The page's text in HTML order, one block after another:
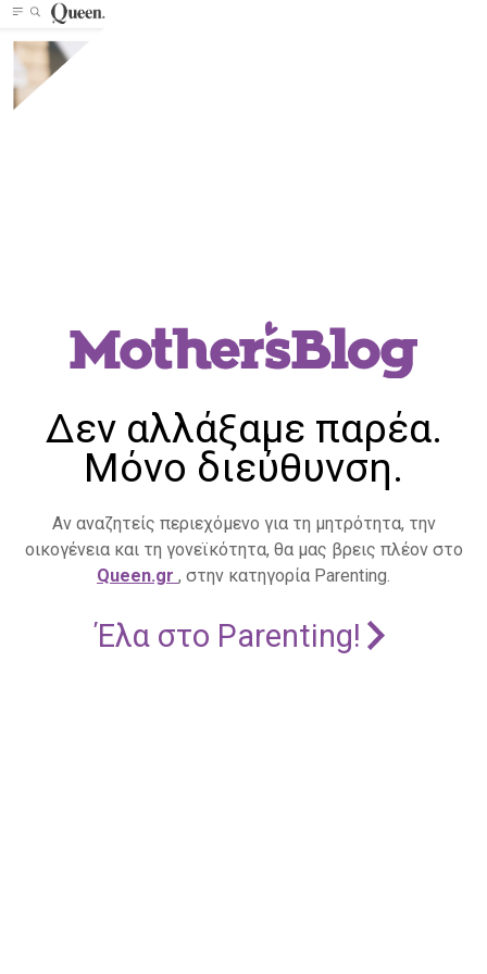
Δεν αλλάξαμε παρέα.
Μόνο διεύθυνση.
Αν αναζητείς περιεχόμενο για τη μητρότητα, την
οικογένεια και τη γονεϊκότητα, θα μας βρεις πλέον στο
Queen.gr , στην κατηγορία Parenting.
Έλα στο Parenting!